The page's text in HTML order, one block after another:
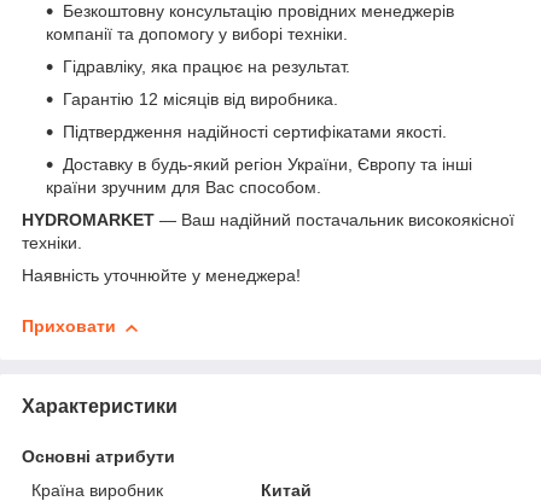
Безкоштовну консультацію провідних менеджерів
компанії та допомогу у виборі техніки.
Гідравліку, яка працює на результат.
Гарантію 12 місяців від виробника.
Підтвердження надійності сертифікатами якості.
Доставку в будь-який регіон України, Європу та інші
країни зручним для Вас способом.
HYDROMARKET — Ваш надійний постачальник високоякісної
техніки.
Наявність уточнюйте у менеджера!
Приховати
Характеристики
Основні атрибути
Країна виробник
Китай